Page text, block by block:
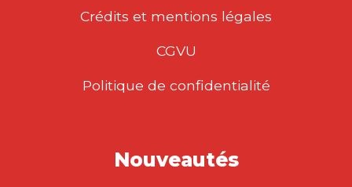
Crédits et mentions légales
CGVU
Politique de confidentialité
Nouveautés